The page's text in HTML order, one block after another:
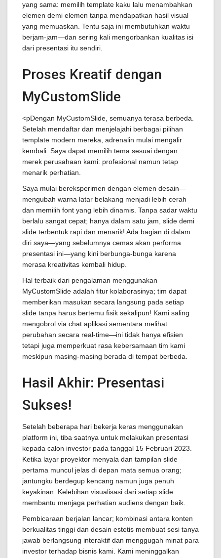
yang sama: memilih template kaku lalu menambahkan
elemen demi elemen tanpa mendapatkan hasil visual
yang memuaskan. Tentu saja ini membutuhkan waktu
berjam-jam—dan sering kali mengorbankan kualitas isi
dari presentasi itu sendiri.
Proses Kreatif dengan
MyCustomSlide
<pDengan MyCustomSlide, semuanya terasa berbeda.
Setelah mendaftar dan menjelajahi berbagai pilihan
template modern mereka, adrenalin mulai mengalir
kembali. Saya dapat memilih tema sesuai dengan
merek perusahaan kami: profesional namun tetap
menarik perhatian.
Saya mulai bereksperimen dengan elemen desain—
mengubah warna latar belakang menjadi lebih cerah
dan memilih font yang lebih dinamis. Tanpa sadar waktu
berlalu sangat cepat; hanya dalam satu jam, slide demi
slide terbentuk rapi dan menarik! Ada bagian di dalam
diri saya—yang sebelumnya cemas akan performa
presentasi ini—yang kini berbunga-bunga karena
merasa kreativitas kembali hidup.
Hal terbaik dari pengalaman menggunakan
MyCustomSlide adalah fitur kolaborasinya; tim dapat
memberikan masukan secara langsung pada setiap
slide tanpa harus bertemu fisik sekalipun! Kami saling
mengobrol via chat aplikasi sementara melihat
perubahan secara real-time—ini tidak hanya efisien
tetapi juga memperkuat rasa kebersamaan tim kami
meskipun masing-masing berada di tempat berbeda.
Hasil Akhir: Presentasi
Sukses!
Setelah beberapa hari bekerja keras menggunakan
platform ini, tiba saatnya untuk melakukan presentasi
kepada calon investor pada tanggal 15 Februari 2023.
Ketika layar proyektor menyala dan tampilan slide
pertama muncul jelas di depan mata semua orang;
jantungku berdegup kencang namun juga penuh
keyakinan. Kelebihan visualisasi dari setiap slide
membantu menjaga perhatian audiens dengan baik.
Pembicaraan berjalan lancar; kombinasi antara konten
berkualitas tinggi dan desain estetis membuat sesi tanya
jawab berlangsung interaktif dan menggugah minat para
investor terhadap bisnis kami. Kami meninggalkan